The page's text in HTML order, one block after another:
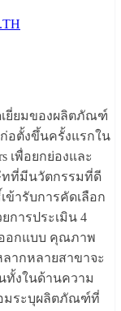
ยี่ยมของผลิตภัณฑ์
ก่อตั้งขึ้นครั้งแรกใน
เพื่อยกย่องและ
ทที่มีนวัตกรรมที่ดี
ารับการคัดเลือก
การประเมิน 4
อกแบบ คุณภาพ
ากหลายสาขาจะ
ทั้งในด้านความ
มระบุผลิตภัณฑ์ที่